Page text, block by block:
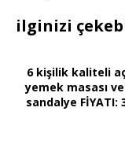
ilginizi
6 kişilik kaliteli
yemek masası
sandalye FİYATI: